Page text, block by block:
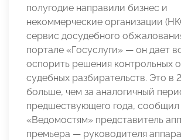
полугодие направили бизнес и
некоммерческие организации
сервис досудебного
портале «Госуслуги» — он дает
оспорить решения контрольных
судебных разбирательств. Это в
больше, чем за аналогичный
предшествующего года, сообщил
«Ведомостям» представитель
премьера — руководителя